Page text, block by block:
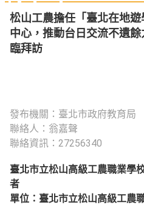
松山工農擔任「臺北在地
中心，推動台日交流不遺
臨拜訪
發布機關：臺北市政府教育局
聯絡人：翁嘉聲
聯絡資訊：27256340
臺北市立松山高級工農職業
者
單位：臺北市立松山高級工農